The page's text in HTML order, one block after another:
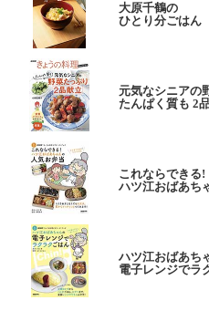
大原千鶴の
ひとり分ごはん
元気なシニアの
たんぱく質も 2
これならできる!
ハツ江おばあち
ハツ江おばあち
電子レンジでラ